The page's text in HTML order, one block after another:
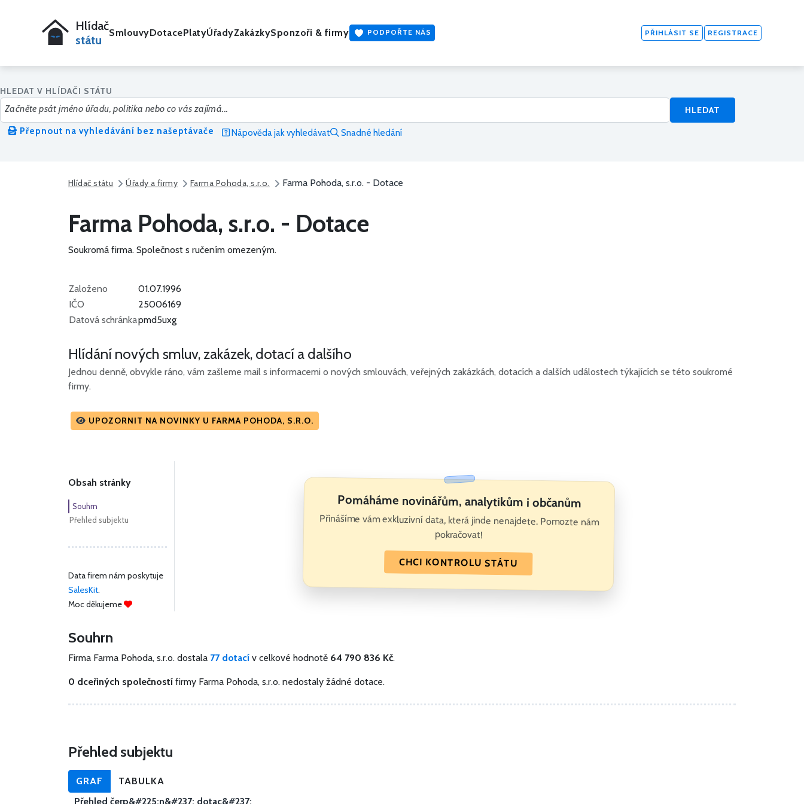
Hlídač
státu
SmlouvyDotacePlatyÚřadyZakázkySponzoři & firmy PODPOŘTE NÁS PŘIHLÁSIT SE REGISTRACE
HLEDAT V HLÍDAČI STÁTU
HLEDAT
Přepnout na vyhledávání bez našeptávače
Nápověda jak vyhledávat Snadné hledání
Hlídač státu Úřady a firmy Farma Pohoda, s.r.o. Farma Pohoda, s.r.o. - Dotace
Farma Pohoda, s.r.o. - Dotace
Soukromá firma. Společnost s ručením omezeným.
Založeno
01.07.1996
IČO
25006169
Datová schránkapmd5uxg
Hlídání nových smluv, zakázek, dotací a dalšího
Jednou denně, obvykle ráno, vám zašleme mail s informacemi o nových smlouvách, veřejných zakázkách, dotacích a dalších událostech týkajících se této soukromé
firmy.
UPOZORNIT NA NOVINKY U FARMA POHODA, S.R.O.
Obsah stránky
Souhrn
Přehled subjektu
Data firem nám poskytuje
SalesKit.
Moc děkujeme
Pomáháme novinářům, analytikům i občanům
Přinášíme vám exkluzivní data, která jinde nenajdete. Pomozte nám
pokračovat!
CHCI KONTROLU STÁTU
Souhrn
Firma Farma Pohoda, s.r.o. dostala 77 dotací v celkové hodnotě 64 790 836 Kč.
0 dceřiných společností firmy Farma Pohoda, s.r.o. nedostaly žádné dotace.
Přehled subjektu
GRAF TABULKA
Přehled čerp&#225;n&#237; dotac&#237;